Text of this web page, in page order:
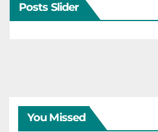
Posts Slider
You Missed